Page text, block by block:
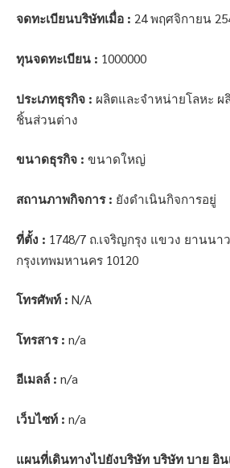
จดทะเบียนบริษัทเมื่อ : 24 พฤศจิกายน
ทุนจดทะเบียน : 1000000
ประเภทธุรกิจ : ผลิตและจำหน่ายโลหะ
ชิ้นส่วนต่าง
ขนาดธุรกิจ : ขนาดใหญ่
สถานภาพกิจการ : ยังดำเนินกิจการอยู่
ที่ตั้ง : 1748/7 ถ.เจริญกรุง แขวง ยานนา
กรุงเทพมหานคร 10120
โทรศัพท์ : N/A
โทรสาร : n/a
อีเมลล์ : n/a
เว็บไซท์ : n/a
แผนที่เดินทางไปยังบริษัท บริษัท บาย อิน